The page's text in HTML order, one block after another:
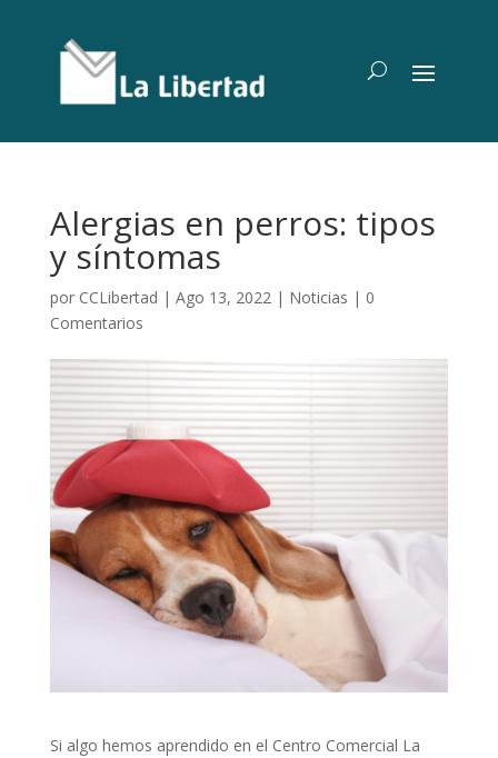
Alergias en perros: tipos
y síntomas
por CCLibertad | Ago 13, 2022 | Noticias | 0
Comentarios
Si algo hemos aprendido en el Centro Comercial La